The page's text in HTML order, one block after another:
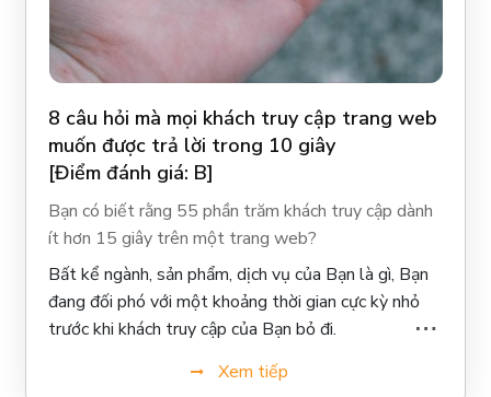
8 câu hỏi mà mọi khách truy cập trang web
muốn được trả lời trong 10 giây
[Điểm đánh giá: B]
Bạn có biết rằng 55 phần trăm khách truy cập dành
ít hơn 15 giây trên một trang web?
Bất kể ngành, sản phẩm, dịch vụ của Bạn là gì, Bạn
đang đối phó với một khoảng thời gian cực kỳ nhỏ
trước khi khách truy cập của Bạn bỏ đi.
Xem tiếp